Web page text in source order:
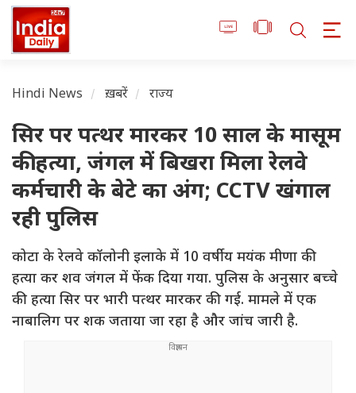
Hindi News ख़बरें राज्य
सिर पर पत्थर मारकर 10 साल के मासूम
की हत्या, जंगल में बिखरा मिला रेलवे
कर्मचारी के बेटे का अंग; CCTV खंगाल
रही पुलिस
कोटा के रेलवे कॉलोनी इलाके में 10 वर्षीय मयंक मीणा की
हत्या कर शव जंगल में फेंक दिया गया. पुलिस के अनुसार बच्चे
की हत्या सिर पर भारी पत्थर मारकर की गई. मामले में एक
नाबालिग पर शक जताया जा रहा है और जांच जारी है.